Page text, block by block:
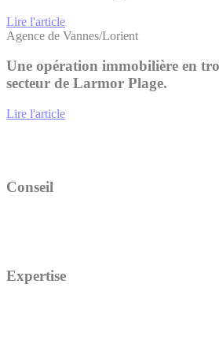
Lire l'article
Agence de Vannes/Lorient
Une opération immobilière en
secteur de Larmor Plage.
Lire l'article
Conseil
Expertise